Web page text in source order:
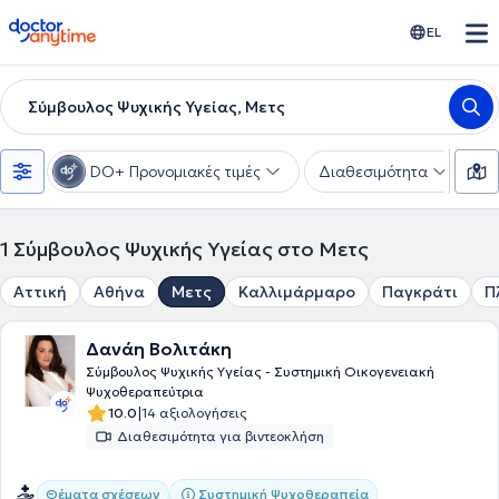
doctoranytime EL
Σύμβουλος Ψυχικής Υγείας, Μετς
DO+ Προνομιακές τιμές Διαθεσιμότητα
1 Σύμβουλος Ψυχικής Υγείας στο Μετς
Αττική Αθήνα Μετς Καλλιμάρμαρο Παγκράτι
Δανάη Βολιτάκη
Σύμβουλος Ψυχικής Υγείας - Συστημική Οικογενειακή
Ψυχοθεραπεύτρια
10.0|14 αξιολογήσεις
Διαθεσιμότητα για βιντεοκλήση
Θέματα σχέσεων Συστημική Ψυχοθεραπεία